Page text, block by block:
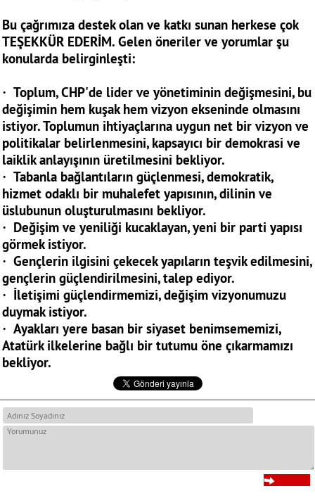
Bu çağrımıza destek olan ve katkı sunan herkese çok
TEŞEKKÜR EDERİM. Gelen öneriler ve yorumlar şu
konularda belirginleşti:
· Toplum, CHP'de lider ve yönetiminin değişmesini, bu
değişimin hem kuşak hem vizyon ekseninde olmasını
istiyor. Toplumun ihtiyaçlarına uygun net bir vizyon ve
politikalar belirlenmesini, kapsayıcı bir demokrasi ve
laiklik anlayışının üretilmesini bekliyor.
· Tabanla bağlantıların güçlenmesi, demokratik,
hizmet odaklı bir muhalefet yapısının, dilinin ve
üslubunun oluşturulmasını bekliyor.
· Değişim ve yeniliği kucaklayan, yeni bir parti yapısı
görmek istiyor.
· Gençlerin ilgisini çekecek yapıların teşvik edilmesini,
gençlerin güçlendirilmesini, talep ediyor.
· İletişimi güçlendirmemizi, değişim vizyonumuzu
duymak istiyor.
· Ayakları yere basan bir siyaset benimsememizi,
Atatürk ilkelerine bağlı bir tutumu öne çıkarmamızı
bekliyor.